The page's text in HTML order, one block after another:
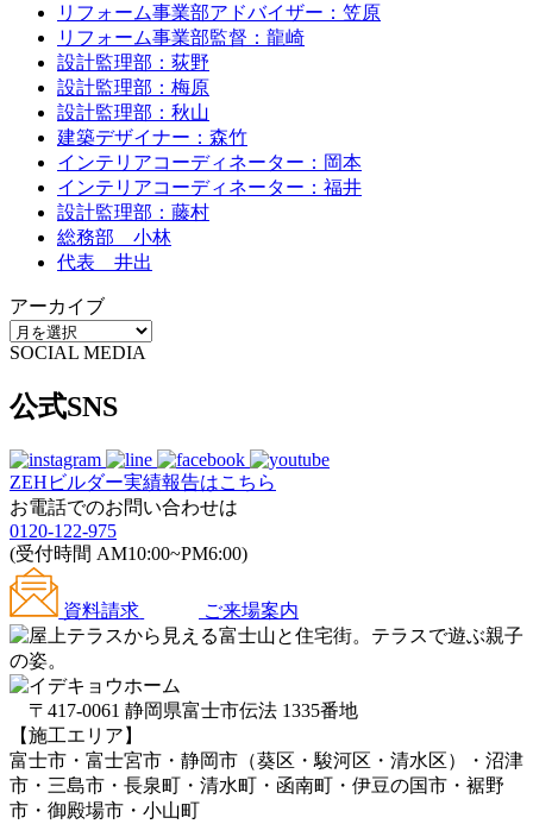
リフォーム事業部アドバイザー：笠原
リフォーム事業部監督：龍崎
設計監理部：荻野
設計監理部：梅原
設計監理部：秋山
建築デザイナー：森竹
インテリアコーディネーター：岡本
インテリアコーディネーター：福井
設計監理部：藤村
総務部 小林
代表 井出
アーカイブ
SOCIAL MEDIA
公式SNS
ZEHビルダー実績報告はこちら
お電話でのお問い合わせは
0120-122-975
(受付時間 AM10:00~PM6:00)
資料請求 ご来場案内
〒417-0061 静岡県富士市伝法 1335番地
【施工エリア】
富士市・富士宮市・静岡市（葵区・駿河区・清水区）・沼津
市・三島市・長泉町・清水町・函南町・伊豆の国市・裾野
市・御殿場市・小山町